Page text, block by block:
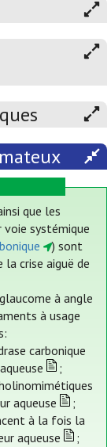
que les
voie systémique
) sont
la crise aiguë de
à angle
à usage
carbonique
;
aqueuse
;
à la fois la
aqueuse
;